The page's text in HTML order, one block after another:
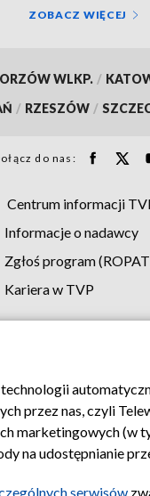
ZOBACZ WIĘCEJ
WLKP. /
/ RZESZÓW /
do nas:
Centrum informacji
Informacje o nadawcy
Zgłoś program
Kariera w TVP
Moje zgody
przez nas, czyli
marketingowych (w
na udostępnianie
serwisów